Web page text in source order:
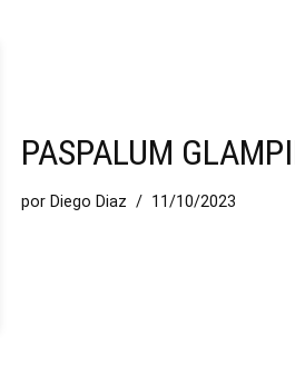
PASPALUM
por Diego Diaz 11/10/2023